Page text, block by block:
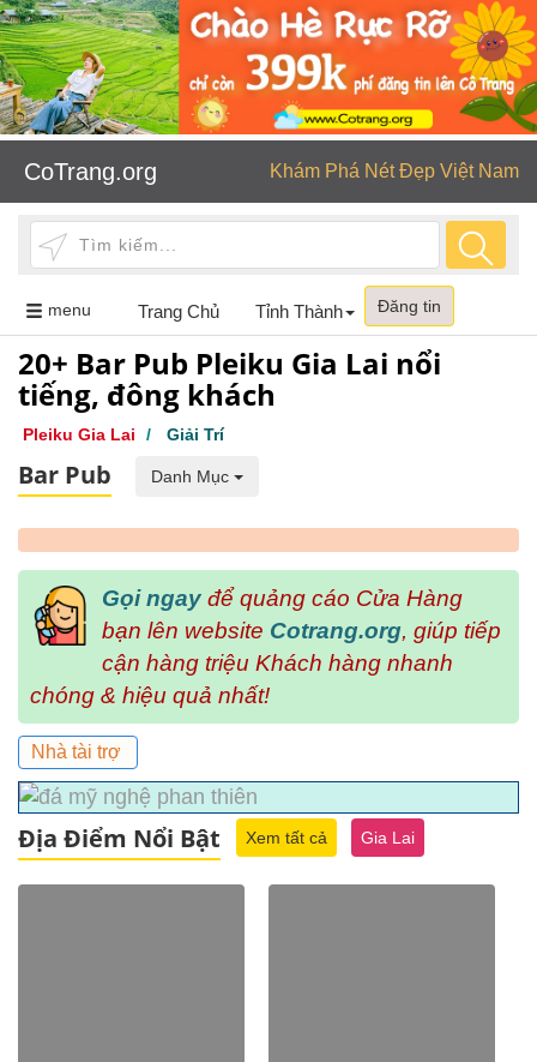
CoTrang.org Khám Phá Nét Đẹp Việt Nam
menu Toggle
navigation
Trang Chủ Tỉnh Thành Đăng tin
20+ Bar Pub Pleiku Gia Lai nổi
tiếng, đông khách
Pleiku Gia Lai / Giải Trí
Bar Pub Danh Mục
Gọi ngay để quảng cáo Cửa Hàng
bạn lên website Cotrang.org, giúp tiếp
cận hàng triệu Khách hàng nhanh
chóng & hiệu quả nhất!
Nhà tài trợ
Địa Điểm Nổi Bật Xem tất cả Gia Lai